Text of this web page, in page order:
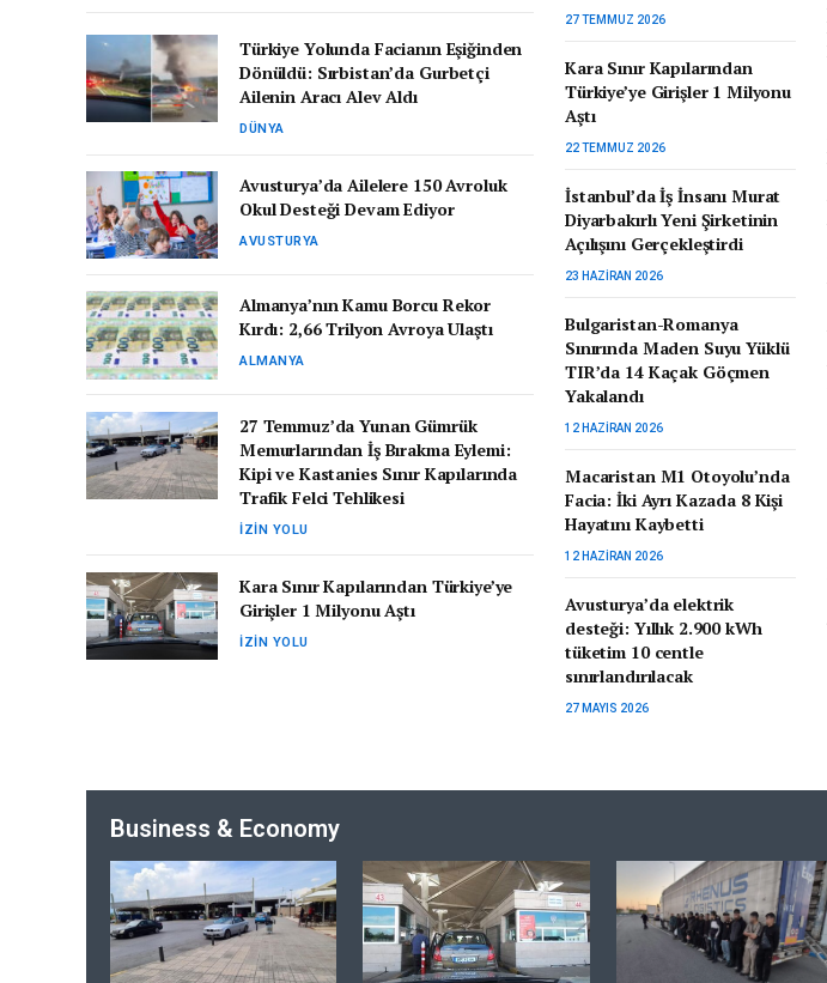
Türkiye Yolunda Facianın Eşiğinden
Dönüldü: Sırbistan’da Gurbetçi
Ailenin Aracı Alev Aldı
DÜNYA
Avusturya’da Ailelere 150 Avroluk
Okul Desteği Devam Ediyor
AVUSTURYA
Almanya’nın Kamu Borcu Rekor
Kırdı: 2,66 Trilyon Avroya Ulaştı
ALMANYA
27 Temmuz’da Yunan Gümrük
Memurlarından İş Bırakma Eylemi:
Kipi ve Kastanies Sınır Kapılarında
Trafik Felci Tehlikesi
İZIN YOLU
Kara Sınır Kapılarından Türkiye’ye
Girişler 1 Milyonu Aştı
İZIN YOLU
27 TEMMUZ 2026
Kara Sınır Kapılarından
Türkiye’ye Girişler 1 Milyonu
Aştı
22 TEMMUZ 2026
İstanbul’da İş İnsanı Murat
Diyarbakırlı Yeni Şirketinin
Açılışını Gerçekleştirdi
23 HAZIRAN 2026
Bulgaristan-Romanya
Sınırında Maden Suyu Yüklü
TIR’da 14 Kaçak Göçmen
Yakalandı
12 HAZIRAN 2026
Macaristan M1 Otoyolu’nda
Facia: İki Ayrı Kazada 8 Kişi
Hayatını Kaybetti
12 HAZIRAN 2026
Avusturya’da elektrik
desteği: Yıllık 2.900 kWh
tüketim 10 centle
sınırlandırılacak
27 MAYIS 2026
Business & Economy